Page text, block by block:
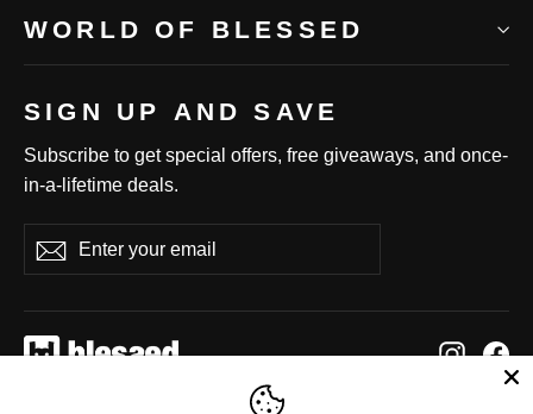
WORLD OF BLESSED
SIGN UP AND SAVE
Subscribe to get special offers, free giveaways, and once-
in-a-lifetime deals.
your
Subscribe